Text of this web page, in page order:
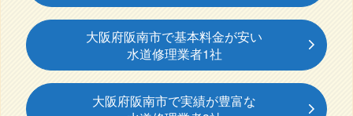
大阪府阪南市で基本料金が安い
水道修理業者1社
大阪府阪南市で実績が豊富な